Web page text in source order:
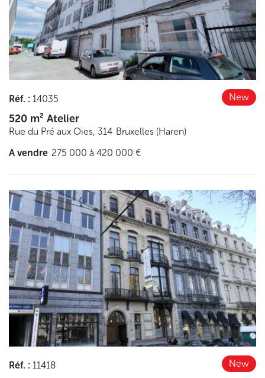
New
Réf. : 14035
520 m² Atelier
Rue du Pré aux Oies, 314 Bruxelles (Haren)
A vendre 275 000 à 420 000 €
New
Réf. : 11418